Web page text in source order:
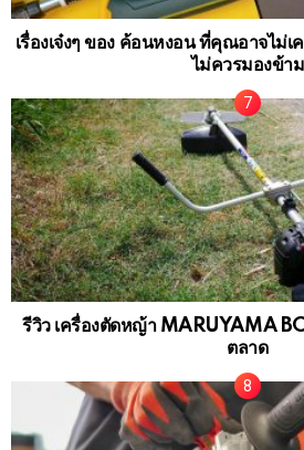
เรื่องเจ๋งๆ ของ ค้อนหงอน ที่คุณอาจไม่
ไม่ควรมองข้าม
รีวิว เครื่องตัดหญ้า MARUYAMA
ตลาด